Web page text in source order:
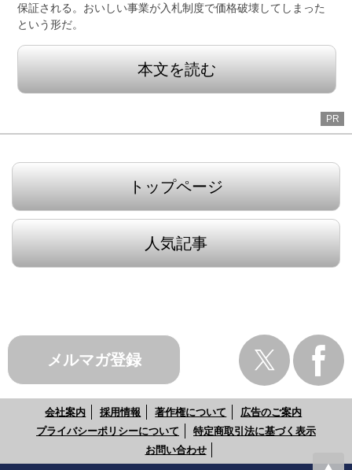
保証される。おいしい事業が入札制度で価格破壊してしまった
という形だ。
本文を読む
PR
トップページ
人気記事
メルマガ登録
会社案内 採用情報 著作権について
広告のご案内
プライバシーポリシーについて
特定商取引法に基づく表示
お問い合わせ